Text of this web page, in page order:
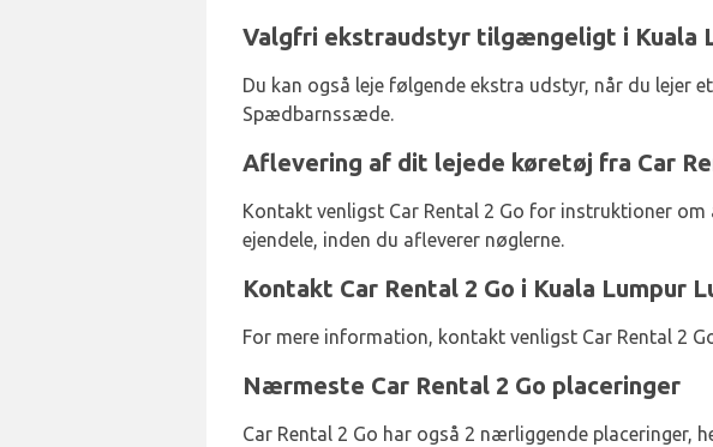
Valgfri ekstraudstyr tilgængeligt i Kuala
Du kan også leje følgende ekstra udstyr, når du lejer
Spædbarnssæde.
Aflevering af dit lejede køretøj fra Car
Kontakt venligst Car Rental 2 Go for instruktioner
ejendele, inden du afleverer nøglerne.
Kontakt Car Rental 2 Go i Kuala Lumpur
For mere information, kontakt venligst Car Rental 2
Nærmeste Car Rental 2 Go placeringer
Car Rental 2 Go har også 2 nærliggende placeringer,